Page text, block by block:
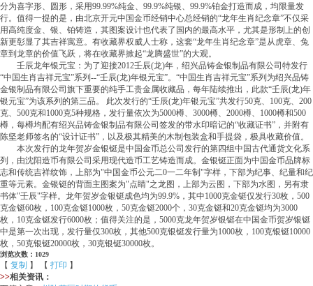
分为喜字形、圆形，采用99.99%纯金、99.9%纯银、99.9%铂金打造而成，均限量发
行。值得一提的是，由北京开元中国金币经销中心总经销的“龙年生肖纪念章”不仅采
用高纯度金、银、铂铸造，其图案设计也代表了国内的最高水平，尤其是形制上的创
新更彰显了其吉祥寓意。有收藏界权威人士称，这套“龙年生肖纪念章”是从虎章、兔
章到龙章的价值飞跃，将在收藏界掀起“龙腾盛世”的大观。
壬辰龙年银元宝：为了迎接2012壬辰(龙)年，绍兴品铸金银制品有限公司特发行
“中国生肖吉祥元宝”系列--“壬辰(龙)年银元宝”。“中国生肖吉祥元宝”系列为绍兴品铸
金银制品有限公司旗下重要的纯手工贵金属收藏品，每年陆续推出，此款“壬辰(龙)年
银元宝”为该系列的第三品。 此次发行的“壬辰(龙)年银元宝”共发行50克、100克、200
克、500克和1000克5种规格，发行量依次为5000樽、3000樽、2000樽、1000樽和500
樽，每樽均配有绍兴品铸金银制品有限公司签发的带水印暗记的“收藏证书”，并附有
陈坚老师签名的“设计证书”，以及极其精美的木制包装盒和手提袋，极具收藏价值。
本次发行的龙年贺岁金银铤是中国金币总公司发行的第四组中国古代通货文化系
列，由沈阳造币有限公司采用现代造币工艺铸造而成。金银铤正面为中国金币品牌标
志和传统吉祥纹饰，上部为"中国金币公元二0一二年制"字样，下部为纪事、纪量和纪
重等元素。金银铤的背面主图案为"点睛"之龙图，上部为云图，下部为水图，另有隶
书体"壬辰"字样。龙年贺岁金银铤成色均为99.9%，其中1000克金铤仅发行30枚，500
克金铤60枚，100克金铤1000枚，50克金铤2000个，30克金铤和20克金铤均为3000
枚，10克金铤发行6000枚；值得关注的是，5000克龙年贺岁银铤在中国金币贺岁银铤
中是第一次出现，发行量仅300枚，其他500克银铤发行量为1000枚，100克银铤10000
枚，50克银铤20000枚，30克银铤30000枚。
浏览次数：1029
【 复制 】 【 打印 】
>>相关资讯：